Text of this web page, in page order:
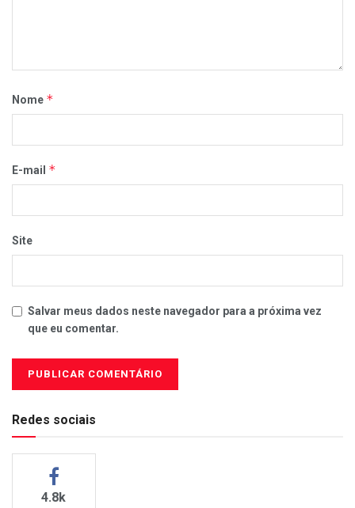
Nome *
E-mail *
Site
Salvar meus dados neste navegador para a próxima vez
que eu comentar.
Redes sociais
4.8k